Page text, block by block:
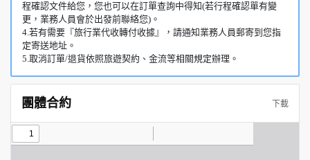
程確認文件給您，您也可以在訂單查詢中得知(若行程確認單有變
更，業務人員會於出發前聯絡您)。
4.若有需要『旅行業代收轉付收據』，請通知業務人員郵寄到您指
定寄送地址。
5.取消訂單/退貨依照旅遊契約、金流等相關規定辦理。
團體合約 下載